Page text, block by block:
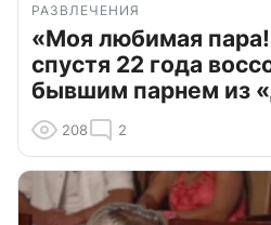
РАЗВЛЕЧЕНИЯ
«Моя любимая
спустя 22 года
бывшим парнем из
208 2